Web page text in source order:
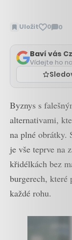
Uložit 0 0
Baví vás
Vídejte ho
Byznys s
alternativami,
na plné obrátky.
je vše teprve na
křidélkách bez
burgerech,
každé rohu.